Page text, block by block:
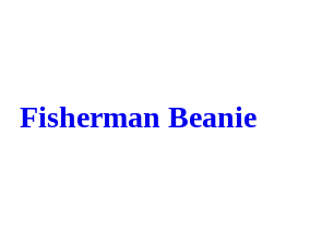
Fisherman Beanie